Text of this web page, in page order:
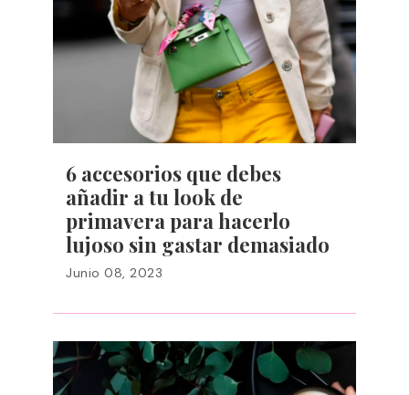
6 accesorios que debes
añadir a tu look de
primavera para hacerlo
lujoso sin gastar demasiado
Junio 08, 2023